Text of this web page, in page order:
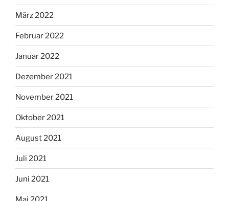
März 2022
Februar 2022
Januar 2022
Dezember 2021
November 2021
Oktober 2021
August 2021
Juli 2021
Juni 2021